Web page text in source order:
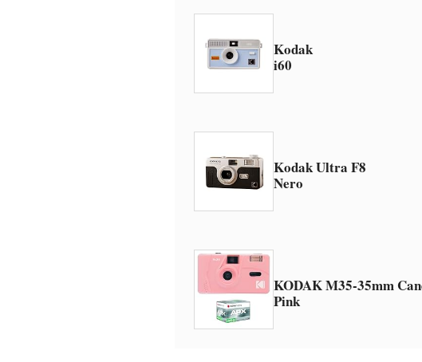
Kodak
i60
Kodak Ultra F8
Nero
KODAK M35-35mm
Pink